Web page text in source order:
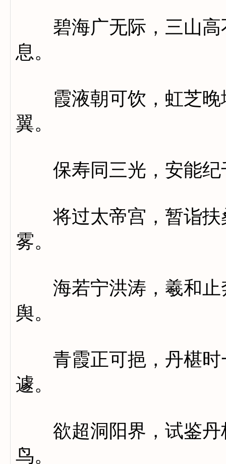
碧海广无际，三山高
息。
霞液朝可饮，虹芝晚
翼。
保寿同三光，安能纪
将过太帝宫，暂诣扶
雾。
海若宁洪涛，羲和止
舆。
青霞正可挹，丹椹时
遽。
欲超洞阳界，试鉴丹
鸟。